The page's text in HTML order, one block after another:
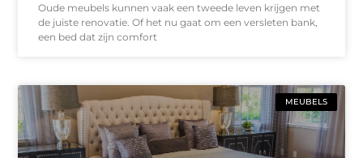
Oude meubels kunnen vaak een tweede leven krijgen met
de juiste renovatie. Of het nu gaat om een versleten bank,
een bed dat zijn comfort
MEUBELS